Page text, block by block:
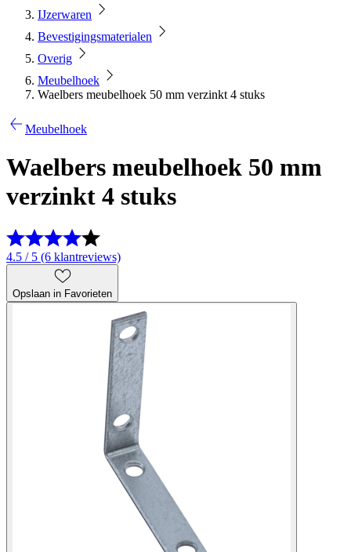
IJzerwaren
Bevestigingsmaterialen
Overig
Meubelhoek
Waelbers meubelhoek 50 mm verzinkt 4 stuks
Meubelhoek
Waelbers meubelhoek 50 mm
verzinkt 4 stuks
4.5 / 5 (6 klantreviews)
Opslaan in Favorieten